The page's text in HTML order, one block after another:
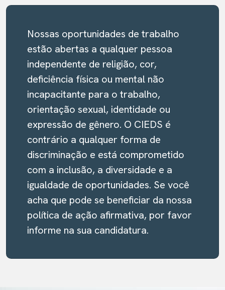
Nossas oportunidades de trabalho
estão abertas a qualquer pessoa
independente de religião, cor,
deficiência física ou mental não
incapacitante para o trabalho,
orientação sexual, identidade ou
expressão de gênero. O CIEDS é
contrário a qualquer forma de
discriminação e está comprometido
com a inclusão, a diversidade e a
igualdade de oportunidades. Se você
acha que pode se beneficiar da nossa
política de ação afirmativa, por favor
informe na sua candidatura.